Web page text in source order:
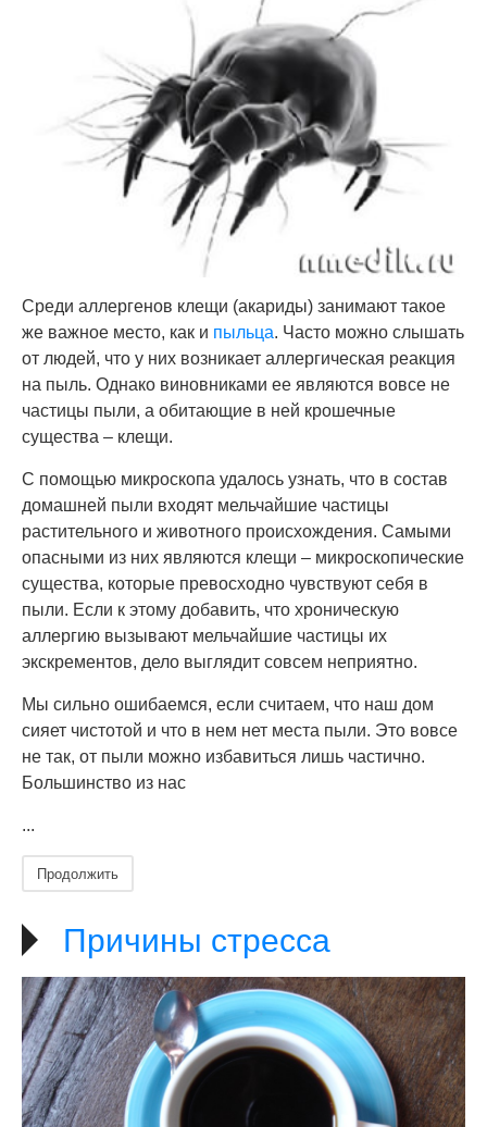
Среди аллергенов клещи (акариды) занимают такое
же важное место, как и пыльца. Часто можно слышать
от людей, что у них возникает аллергическая реакция
на пыль. Однако виновниками ее являются вовсе не
частицы пыли, а обитающие в ней крошечные
существа – клещи.
С помощью микроскопа удалось узнать, что в состав
домашней пыли входят мельчайшие частицы
растительного и животного происхождения. Самыми
опасными из них являются клещи – микроскопические
существа, которые превосходно чувствуют себя в
пыли. Если к этому добавить, что хроническую
аллергию вызывают мельчайшие частицы их
экскрементов, дело выглядит совсем неприятно.
Мы сильно ошибаемся, если считаем, что наш дом
сияет чистотой и что в нем нет места пыли. Это вовсе
не так, от пыли можно избавиться лишь частично.
Большинство из нас
...
Продолжить
Причины стресса